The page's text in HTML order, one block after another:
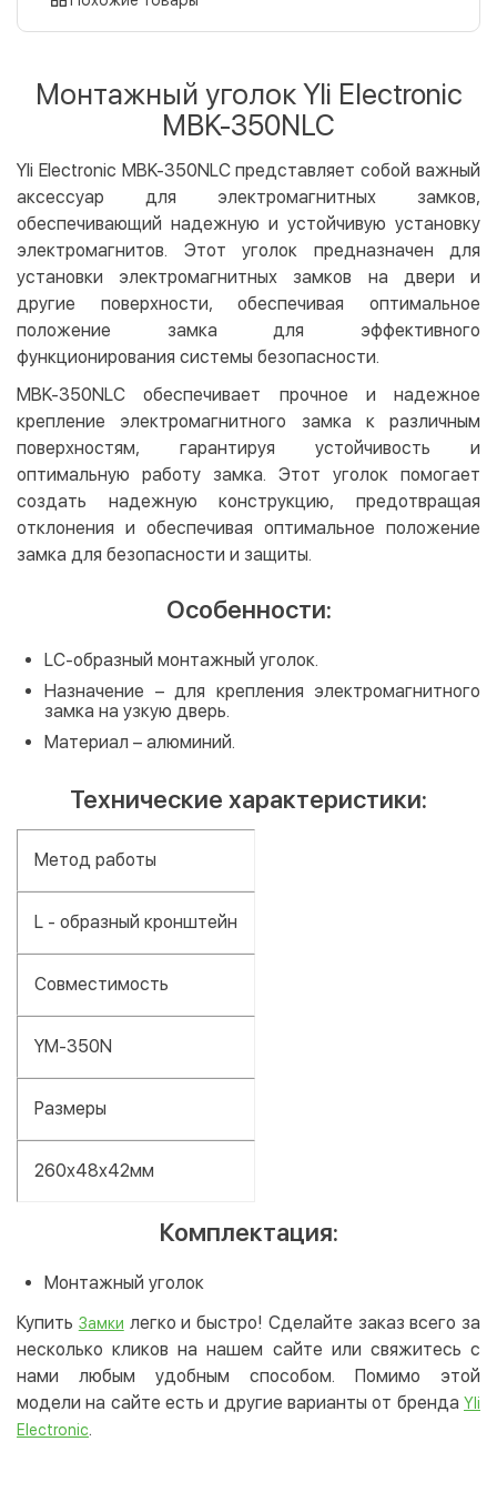
LiqPay
Google Pay
Безналичный расчет
Оплата на карту юр.лица
Оплата на счет юр.лица
Бесплатно
Кредит
Мгновенная рассрочка (Приватбанк)
Монтажный уголок Yli Electronic
MBK-350NLC
Yli Electronic MBK-350NLC представляет собой важный
аксессуар для электромагнитных замков,
обеспечивающий надежную и устойчивую установку
электромагнитов. Этот уголок предназначен для
установки электромагнитных замков на двери и
другие поверхности, обеспечивая оптимальное
положение замка для эффективного
функционирования системы безопасности.
MBK-350NLC обеспечивает прочное и надежное
крепление электромагнитного замка к различным
поверхностям, гарантируя устойчивость и
оптимальную работу замка. Этот уголок помогает
создать надежную конструкцию, предотвращая
отклонения и обеспечивая оптимальное положение
замка для безопасности и защиты.
Особенности:
LC-образный монтажный уголок.
Назначение – для крепления электромагнитного
замка на узкую дверь.
Материал – алюминий.
Технические характеристики:
Метод работы
L - oбразный кронштейн
Совместимость
YM-350N
Размеры
260x48x42мм
Комплектация:
Монтажный уголок
Купить Замки легко и быстро! Сделайте заказ всего за
несколько кликов на нашем сайте или свяжитесь с
нами любым удобным способом. Помимо этой
модели на сайте есть и другие варианты от бренда Yli
Electronic.